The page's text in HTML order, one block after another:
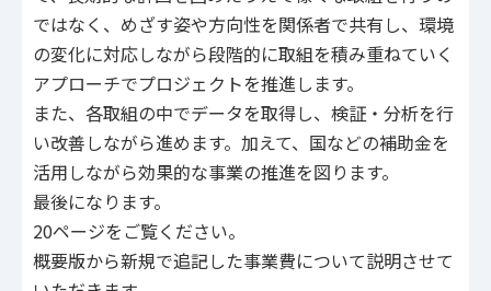
ではなく、めざす姿や方向性を関係者で共有し、環境
の変化に対応しながら段階的に取組を積み重ねていく
アプローチでプロジェクトを推進します。
また、各取組の中でデータを取得し、検証・分析を行
い改善しながら進めます。加えて、国などの補助金を
活用しながら効果的な事業の推進を図ります。
最後になります。
20ページをご覧ください。
概要版から新規で追記した事業費について説明させて